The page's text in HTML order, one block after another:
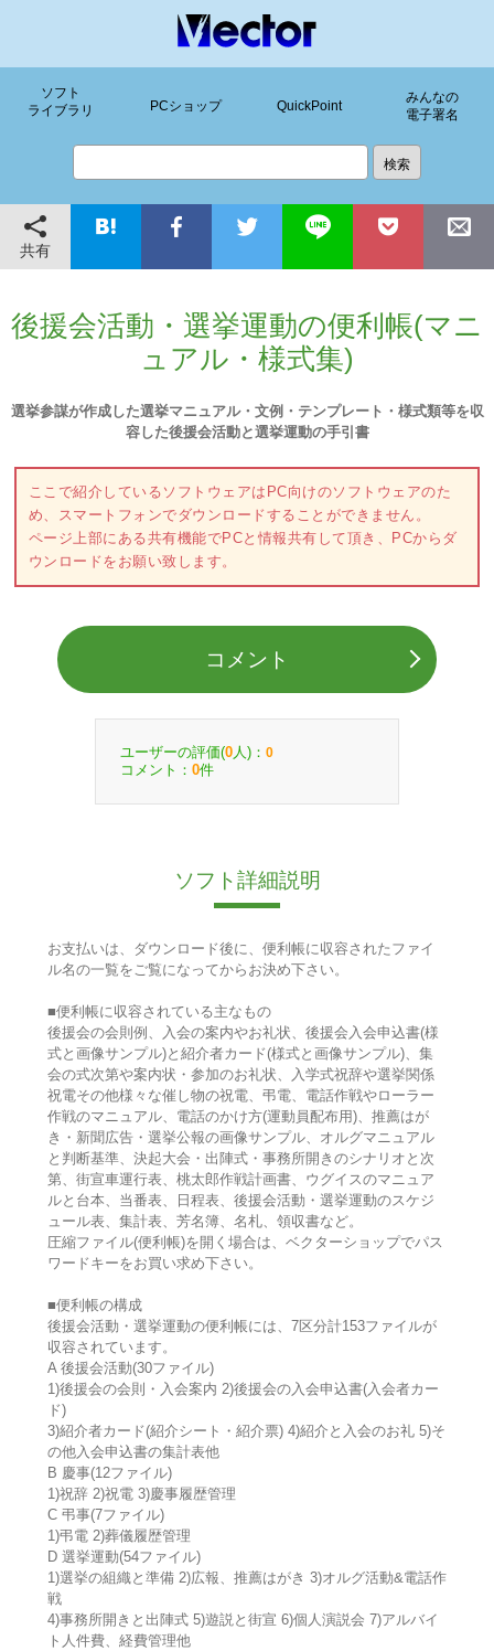
ソフト
ライブラリ
PCショップ QuickPoint
みんなの
電子署名
共有
後援会活動・選挙運動の便利帳(マニ
ュアル・様式集)
選挙参謀が作成した選挙マニュアル・文例・テンプレート・様式類等を収
容した後援会活動と選挙運動の手引書
ここで紹介しているソフトウェアはPC向けのソフトウェアのた
め、スマートフォンでダウンロードすることができません。
ページ上部にある共有機能でPCと情報共有して頂き、PCからダ
ウンロードをお願い致します。
コメント
ユーザーの評価(0 人)： 0
コメント： 0件
ソフト詳細説明
お支払いは、ダウンロード後に、便利帳に収容されたファイ
ル名の一覧をご覧になってからお決め下さい。
■便利帳に収容されている主なもの
後援会の会則例、入会の案内やお礼状、後援会入会申込書(様
式と画像サンプル)と紹介者カード(様式と画像サンプル)、集
会の式次第や案内状・参加のお礼状、入学式祝辞や選挙関係
祝電その他様々な催し物の祝電、弔電、電話作戦やローラー
作戦のマニュアル、電話のかけ方(運動員配布用)、推薦はが
き・新聞広告・選挙公報の画像サンプル、オルグマニュアル
と判断基準、決起大会・出陣式・事務所開きのシナリオと次
第、街宣車運行表、桃太郎作戦計画書、ウグイスのマニュア
ルと台本、当番表、日程表、後援会活動・選挙運動のスケジ
ュール表、集計表、芳名簿、名札、領収書など。
圧縮ファイル(便利帳)を開く場合は、ベクターショップでパス
ワードキーをお買い求め下さい。
■便利帳の構成
後援会活動・選挙運動の便利帳には、7区分計153ファイルが
収容されています。
A 後援会活動(30ファイル)
1)後援会の会則・入会案内 2)後援会の入会申込書(入会者カー
ド)
3)紹介者カード(紹介シート・紹介票) 4)紹介と入会のお礼 5)そ
の他入会申込書の集計表他
B 慶事(12ファイル)
1)祝辞 2)祝電 3)慶事履歴管理
C 弔事(7ファイル)
1)弔電 2)葬儀履歴管理
D 選挙運動(54ファイル)
1)選挙の組織と準備 2)広報、推薦はがき 3)オルグ活動&電話作
戦
4)事務所開きと出陣式 5)遊説と街宣 6)個人演説会 7)アルバイ
ト人件費、経費管理他